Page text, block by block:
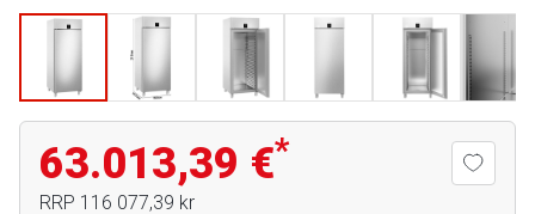
63.013,39 €*
RRP 116 077,39 kr